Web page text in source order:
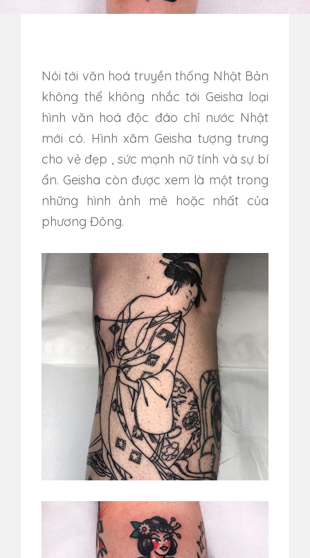
Nói tới văn hoá truyền thống Nhật Bản
không thể không nhắc tới Geisha loại
hình văn hoá độc đáo chỉ nước Nhật
mới có. Hình xăm Geisha tượng trưng
cho vẻ đẹp , sức mạnh nữ tính và sự bí
ẩn. Geisha còn được xem là một trong
những hình ảnh mê hoặc nhất của
phương Đông.